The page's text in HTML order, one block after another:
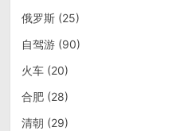
俄罗斯(25)
自驾游(90)
火车(20)
合肥(28)
清朝 (29)